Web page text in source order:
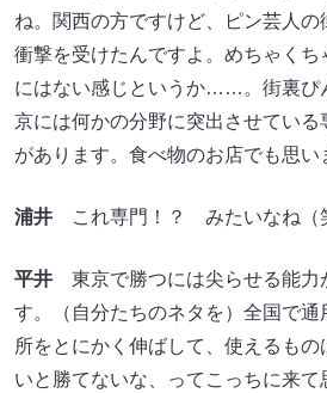
ね。関西の方ですけど、ピン芸人の
衝撃を受けたんですよ。めちゃくち
にはない感じというか……。街裏ぴ
京には何かの分野に突出させている
があります。食べ物のお店でも思い
浦井 これ専門！？ みたいなね（
平井 東京で勝つには尖らせる能力
す。（自分たちのネタを）全国で
所をとにかく伸ばして、使えるも
いと勝てないな、ってこっちに来て